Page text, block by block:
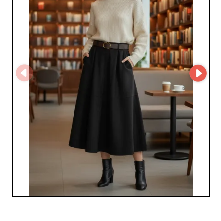
sektora B2B. Nacisk kładziony jest na szybkość dostaw,
kluczowy czynnik dla utrzymania twojego sklepu na
czele rynku. Ponadto, różnorodność produktów
umożliwia łatwe dostosowanie zapasów do
zmieniających się życzeń konsumentów, co zwiększa
atrakcyjność handlową. Len’s Couture GmbH nie tylko
dostarcza proste ubrania; oferuje również kompleksowe
rozwiązania dla profesjonalistów pragnących wyróżnić
się w świecie mody damskiej. Skorzystaj z korzystnych
cen i elastycznych warunków, aby rozwijać swoją
działalność w spokoju. Podsumowując, współpraca z
Len’s Couture GmbH to wybór nieskazitelnej jakości,
niezawodnej obsługi i trwałych partnerstw, aby
prosperować w konkurencyjnym świecie mody.